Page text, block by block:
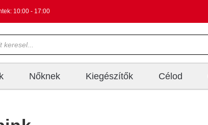
10:00 - 17:00
Nőknek Kiegészítők Célod